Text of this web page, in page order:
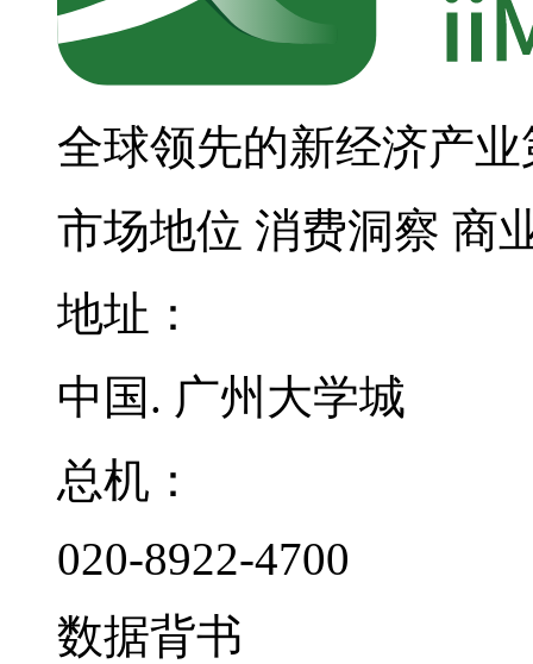
全球领先的新经济产
市场地位 消费洞察 商
地址：
中国. 广州大学城
总机：
020-8922-4700
数据背书